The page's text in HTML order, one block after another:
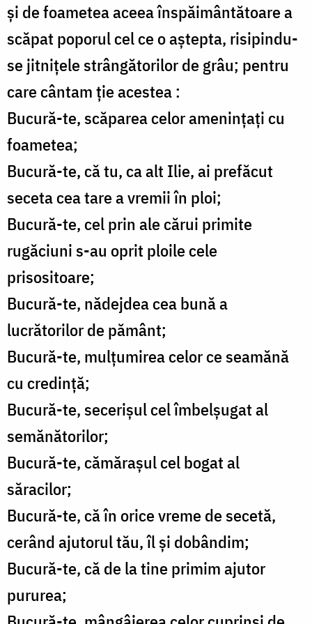
și de foametea aceea înspăimântătoare a
scăpat poporul cel ce o aștepta, risipindu-
se jitnițele strângătorilor de grâu; pentru
care cântam ție acestea :
Bucură-te, scăparea celor amenințați cu
foametea;
Bucură-te, că tu, ca alt Ilie, ai prefăcut
seceta cea tare a vremii în ploi;
Bucură-te, cel prin ale cărui primite
rugăciuni s-au oprit ploile cele
prisositoare;
Bucură-te, nădejdea cea bună a
lucrătorilor de pământ;
Bucură-te, mulțumirea celor ce seamănă
cu credință;
Bucură-te, secerișul cel îmbelșugat al
semănătorilor;
Bucură-te, cămărașul cel bogat al
săracilor;
Bucură-te, că în orice vreme de secetă,
cerând ajutorul tău, îl și dobândim;
Bucură-te, că de la tine primim ajutor
pururea;